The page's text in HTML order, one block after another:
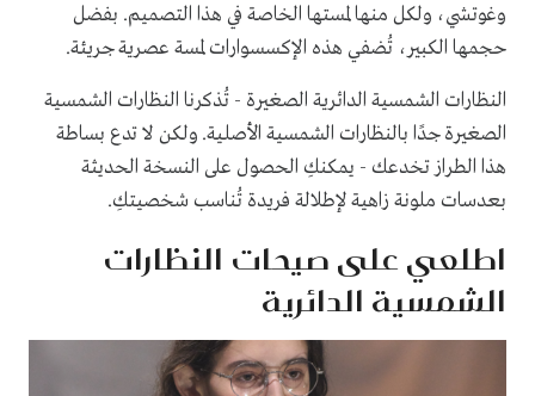
وغوتشي، ولكل منها لمستها الخاصة في هذا التصميم. بفضل
حجمها الكبير، تُضفي هذه الإكسسوارات لمسة عصرية جريئة.
النظارات الشمسية الدائرية الصغيرة - تُذكرنا النظارات الشمسية
الصغيرة جدًا بالنظارات الشمسية الأصلية. ولكن لا تدع بساطة
هذا الطراز تخدعك - يمكنكِ الحصول على النسخة الحديثة
بعدسات ملونة زاهية لإطلالة فريدة تُناسب شخصيتكِ.
اطلعي على صيحات النظارات
الشمسية الدائرية